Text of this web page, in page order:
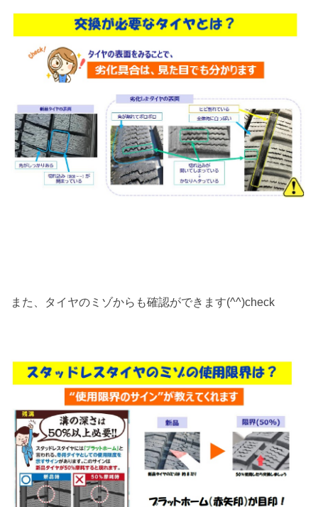
また、タイヤのミゾからも確認ができます(^^)check